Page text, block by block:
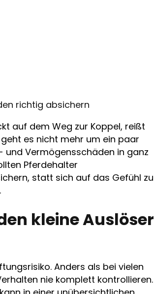
richtig absichern
auf dem Weg zur Koppel, reißt
es nicht mehr um ein paar
und Vermögensschäden in ganz
Pferdehalter
statt sich auf das Gefühl zu
kleine Auslöser
Anders als bei vielen
nie komplett kontrollieren.